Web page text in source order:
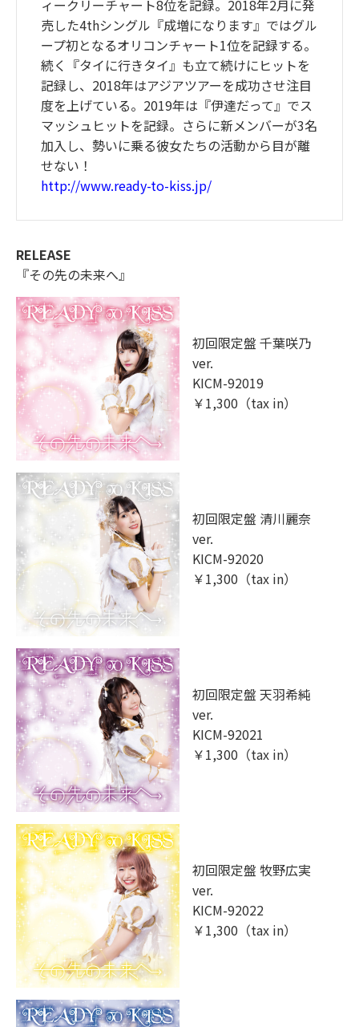
ィークリーチャート8位を記録。2018年2月に発
売した4thシングル『成増になります』ではグル
ープ初となるオリコンチャート1位を記録する。
続く『タイに行きタイ』も立て続けにヒットを
記録し、2018年はアジアツアーを成功させ注目
度を上げている。2019年は『伊達だって』でス
マッシュヒットを記録。さらに新メンバーが3名
加入し、勢いに乗る彼女たちの活動から目が離
せない！
http://www.ready-to-kiss.jp/
RELEASE
『その先の未来へ』
初回限定盤 千葉咲乃
ver.
KICM-92019
￥1,300（tax in）
初回限定盤 清川麗奈
ver.
KICM-92020
￥1,300（tax in）
初回限定盤 天羽希純
ver.
KICM-92021
￥1,300（tax in）
初回限定盤 牧野広実
ver.
KICM-92022
￥1,300（tax in）